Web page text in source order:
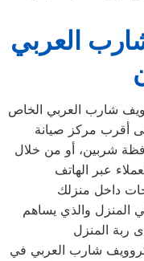
العربي
شارب العربي الخاص
أقرب مركز صيانة
شربين، أو من خلال
المنزل والذي يساهم
ربة المنزل
شارب العربي في